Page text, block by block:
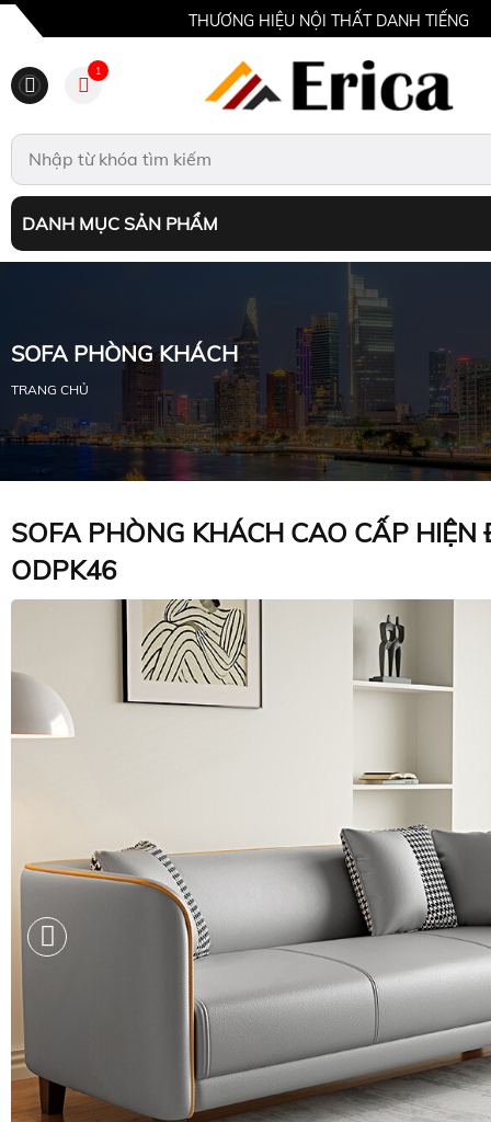
THƯƠNG HIỆU NỘI THẤT DANH TIẾNG
1
DANH MỤC SẢN PHẨM
SOFA PHÒNG KHÁCH
TRANG CHỦ
SOFA PHÒNG KHÁCH CAO CẤP HIỆN
ODPK46